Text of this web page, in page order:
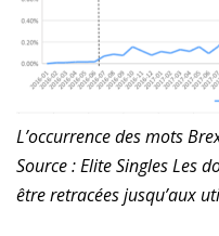
L’occurrence des mots
Source : Elite Singles Les
être retracées jusqu’aux